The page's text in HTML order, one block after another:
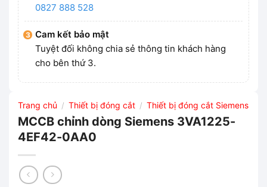
0827 888 528
Cam kết bảo mật
Tuyệt đối không chia sẻ thông tin khách hàng
cho bên thứ 3.
Trang chủ / Thiết bị đóng cắt / Thiết bị đóng cắt Siemens
MCCB chỉnh dòng Siemens 3VA1225-
4EF42-0AA0